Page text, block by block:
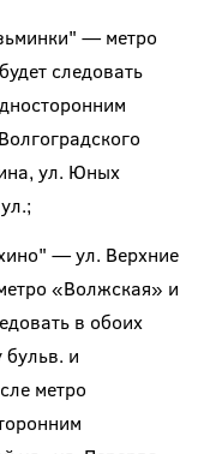
— метро
следовать
ул. Юных
— ул. Верхние
«Волжская» и
в обоих
и
метро